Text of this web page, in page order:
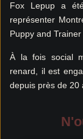
Fox Lepup a
représenter
Puppy and
À la fois social
renard, il est
depuis près de 20